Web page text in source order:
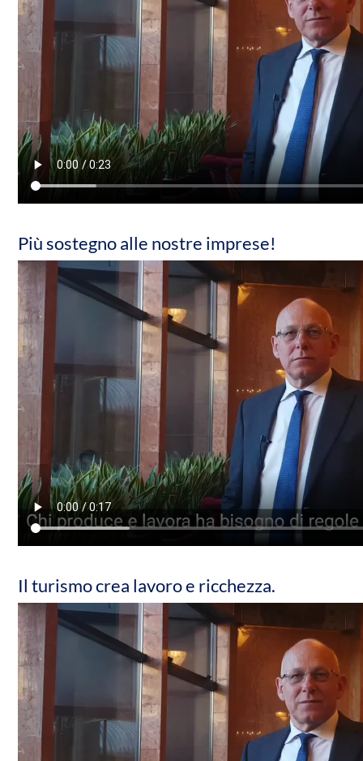
Più sostegno alle nostre imprese!
Il turismo crea lavoro e ricchezza.